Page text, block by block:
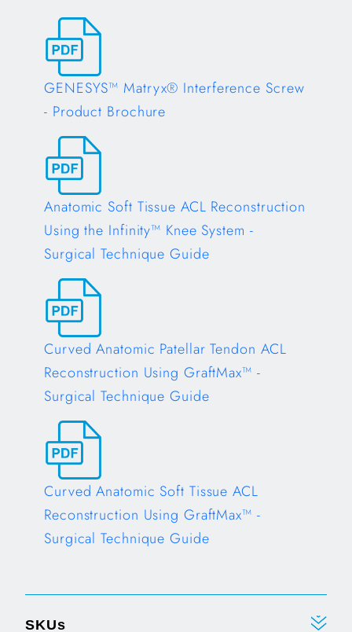
GENESYS™ Matryx® Interference Screw
- Product Brochure
Opens in a new tab
Anatomic Soft Tissue ACL Reconstruction
Using the Infinity™ Knee System -
Surgical Technique Guide
Opens in a new tab
Curved Anatomic Patellar Tendon ACL
Reconstruction Using GraftMax™ -
Surgical Technique Guide
Opens in a new tab
Curved Anatomic Soft Tissue ACL
Reconstruction Using GraftMax™ -
Surgical Technique Guide
SKUs